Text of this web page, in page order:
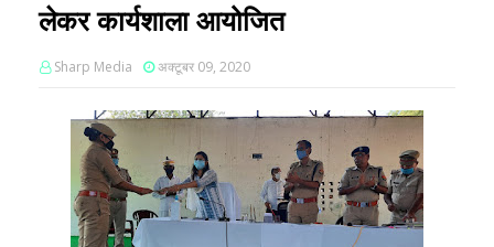
लेकर कार्यशाला आयोजित
Sharp Media अक्टूबर 09, 2020